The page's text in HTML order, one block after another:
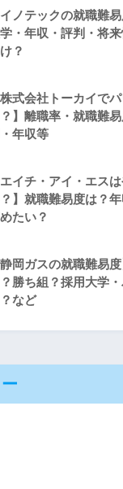
イノテックの就職難
・年収・評判・将
？
株式会社トーカイで
】離職率・就職難
年収等
エイチ・アイ・エス
】就職難易度は？年
たい？
静岡ガスの就職難易
勝ち組？採用大学
など